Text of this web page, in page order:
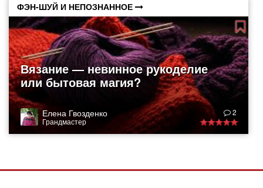
ФЭН-ШУЙ И НЕПОЗНАННОЕ
Вязание — невинное рукоделие
или бытовая магия?
Елена Гвозденко
Грандмастер
2